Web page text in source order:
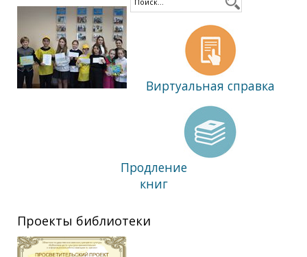
Виртуальная справка
Продление
книг
Проекты библиотеки